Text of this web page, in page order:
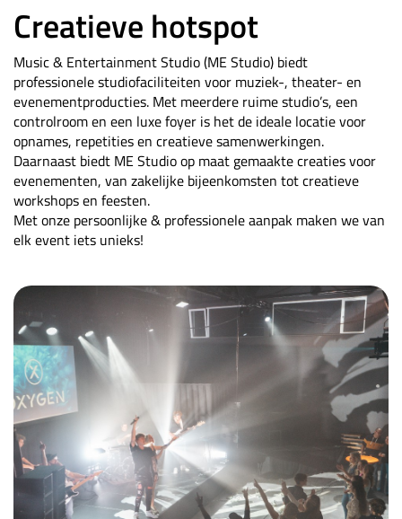
Creatieve hotspot
Music & Entertainment Studio (ME Studio) biedt
professionele studiofaciliteiten voor muziek-, theater- en
evenementproducties. Met meerdere ruime studio’s, een
controlroom en een luxe foyer is het de ideale locatie voor
opnames, repetities en creatieve samenwerkingen.
Daarnaast biedt ME Studio op maat gemaakte creaties voor
evenementen, van zakelijke bijeenkomsten tot creatieve
workshops en feesten.
Met onze persoonlijke & professionele aanpak maken we van
elk event iets unieks!